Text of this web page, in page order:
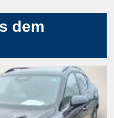
dem